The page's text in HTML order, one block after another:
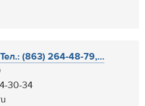
(863) 264-48-79,...
30-34